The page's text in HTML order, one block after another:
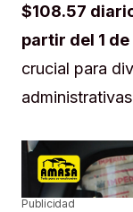
$108.57
partir del 1
crucial para
Publicidad